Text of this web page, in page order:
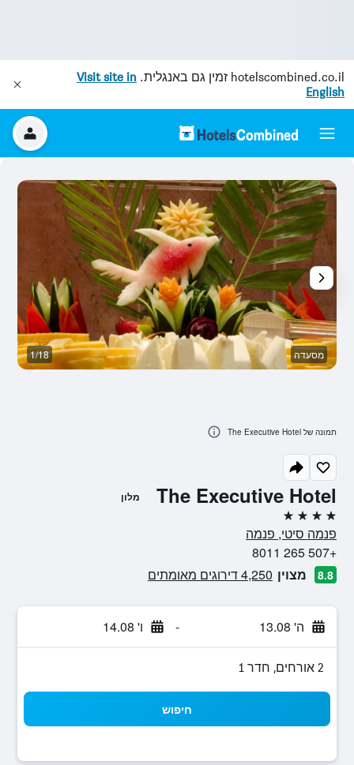
hotelscombined.co.il זמין גם באנגלית. Visit site in
English
The Executive Hotel מלון
4 כוכבים
פנמה סיטי, פנמה
+507 265 8011
8.8 מצוין 4,250 דירוגים מאומתים
ה' 13.08 - ו' 14.08
2 אורחים, חדר 1
חיפוש
מסעדה 1/18
תמונה של The Executive Hotel